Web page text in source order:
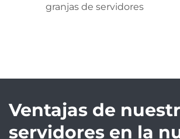
granjas de servidores
Ventajas de
servidores en la